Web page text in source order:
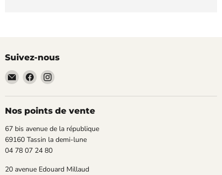
Suivez-nous
Email
TECLAB
Trouvez-
nous
sur
Facebook
Trouvez-
sur
Instagram
Nos points de vente
67 bis avenue de la république
69160 Tassin la demi-lune
04 78 07 24 80
20 avenue Edouard Millaud